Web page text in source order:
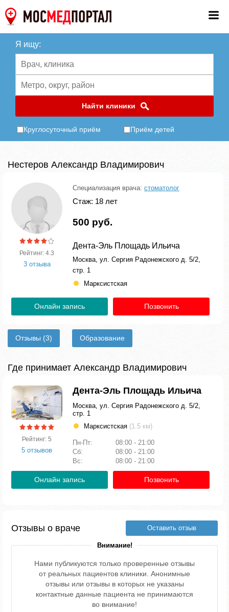
Я ищу:
Найти клиники
Круглосуточный приём Приём детей
Нестеров Александр Владимирович
Рейтинг: 4.3
3 отзыва
Специализация врача: стоматолог
Стаж: 18 лет
500 руб.
Дента-Эль Площадь Ильича
Москва, ул. Сергия Радонежского д. 5/2,
стр. 1
Марксистская
Онлайн запись Позвонить
Отзывы (3) Образование
Где принимает Александр Владимирович
Рейтинг: 5
5 отзывов
Дента-Эль Площадь Ильича
Москва, ул. Сергия Радонежского д. 5/2,
стр. 1
Марксистская (1.5 км)
Пн-Пт:
08:00 - 21:00
Сб:
08:00 - 21:00
Вс:
08:00 - 21:00
Онлайн запись Позвонить
Отзывы о враче Оставить отзыв
Внимание!
Нами публикуются только проверенные отзывы
от реальных пациентов клиники. Анонимные
отзывы или отзывы в которых не указаны
контактные данные пациента не принимаются
во внимание!